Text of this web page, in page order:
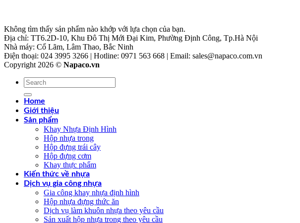
Không tìm thấy sản phẩm nào khớp với lựa chọn của bạn.
Địa chỉ: TT6.2D-10, Khu Đô Thị Mới Đại Kim, Phường Định Công, Tp.Hà Nội
Nhà máy: Cổ Lãm, Lâm Thao, Bắc Ninh
Điện thoại: 024 3995 3266 | Hotline: 0971 563 668 | Email: sales@napaco.com.vn
Copyright 2026 © Napaco.vn
Tìm
kiếm:
Home
Giới thiệu
Sản phẩm
Khay Nhựa Định Hình
Hộp nhựa trong
Hộp đựng trái cây
Hộp đựng cơm
Khay thực phẩm
Kiến thức về nhựa
Dịch vụ gia công nhựa
Gia công khay nhựa định hình
Hộp nhựa đựng thức ăn
Dịch vụ làm khuôn nhựa theo yêu cầu
Sản xuất hộp nhựa trong theo yêu cầu